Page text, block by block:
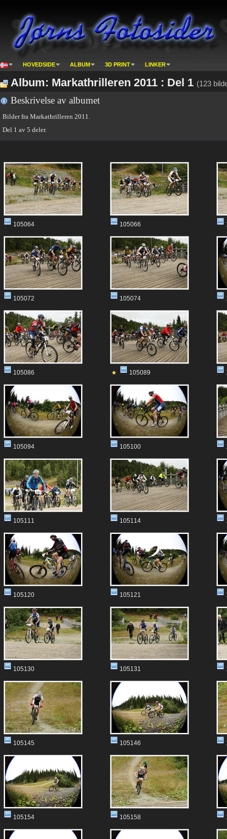
HOVEDSIDE ALBUM 3D PRINT LINKER
Album: Markathrilleren 2011 : Del 1 (123
Beskrivelse av albumet
Bilder fra Markathrilleren 2011.
Del 1 av 5 deler.
105064 105066
105072 105074
105086 105089
105094 105100
105111 105114
105120 105121
105130 105131
105145 105146
105154 105158